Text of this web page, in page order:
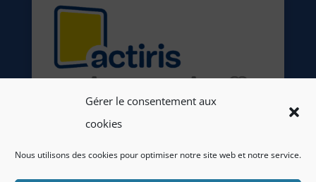
Gérer le consentement aux
cookies
Nous utilisons des cookies pour optimiser notre site web et notre service.